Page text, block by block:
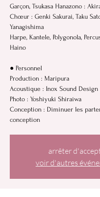
Garçon, Tsukasa Hanazono :
Chœur : Genki Sakurai, Taku
Yanagishima
Harpe, Kantele, Polygonola,
Haino
● Personnel
Production : Maripura
Acoustique : Inox Sound Design
Photo : Yoshiyuki Shiraiwa
Conception : Diminuer les
conception
arrêter
voir d'autres